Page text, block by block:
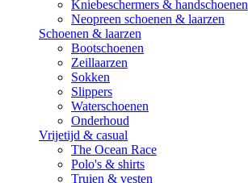
Kniebeschermers & handschoenen
Neopreen schoenen & laarzen
Schoenen & laarzen
Bootschoenen
Zeillaarzen
Sokken
Slippers
Waterschoenen
Onderhoud
Vrijetijd & casual
The Ocean Race
Polo's & shirts
Truien & vesten